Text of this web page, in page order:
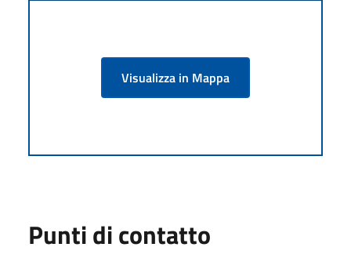
Visualizza in Mappa
Punti di contatto